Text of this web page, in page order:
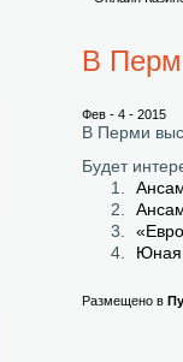
В
Фев - 4 - 2015
В Перми
Будет
Юная
Размещено в